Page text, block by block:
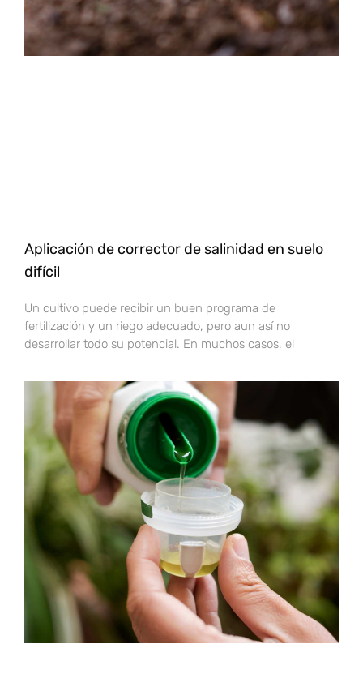
Aplicación de corrector de salinidad en suelo
difícil
Un cultivo puede recibir un buen programa de
fertilización y un riego adecuado, pero aun así no
desarrollar todo su potencial. En muchos casos, el